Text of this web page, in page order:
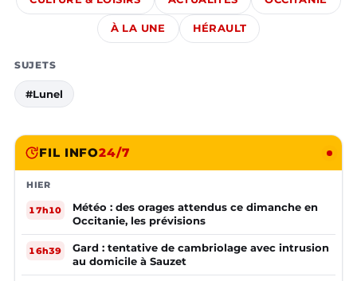
À LA UNE HÉRAULT
SUJETS
#Lunel
FIL INFO24/7
HIER
17h10
Météo : des orages attendus ce dimanche en
Occitanie, les prévisions
16h39
Gard : tentative de cambriolage avec intrusion
au domicile à Sauzet